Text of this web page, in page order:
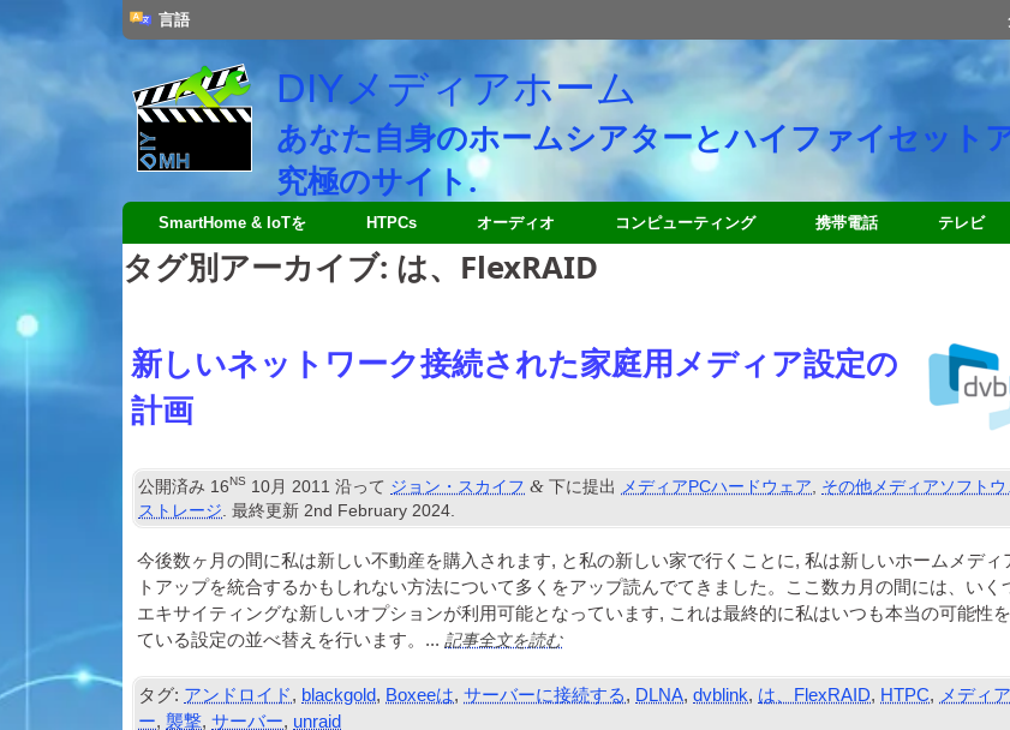
言語
DIYメディアホーム
あなた自身のホームシアターとハイファイセット
究極のサイト.
SmartHome & IoTを HTPCs オーディオ コンピューティング 携帯電話 テレビ
タグ別アーカイブ: は、FlexRAID
新しいネットワーク接続された家庭用メディア設定の
計画
公開済み 16NS 10月 2011 沿って ジョン・スカイフ & 下に提出 メディアPCハードウェア, その他メディアソフトウ
ストレージ. 最終更新2nd February 2024.
今後数ヶ月の間に私は新しい不動産を購入されます, と私の新しい家で行くことに, 私は新しいホームメディ
トアップを統合するかもしれない方法について多くをアップ読んでてきました。ここ数カ月の間には、いく
エキサイティングな新しいオプションが利用可能となっています, これは最終的に私はいつも本当の可能性
ている設定の並べ替えを行います。...記事全文を読む
タグ: アンドロイド, blackgold, Boxeeは,サーバーに接続する, DLNA,dvblink, は、FlexRAID, HTPC, メディ
ー,襲撃,サーバー, unraid